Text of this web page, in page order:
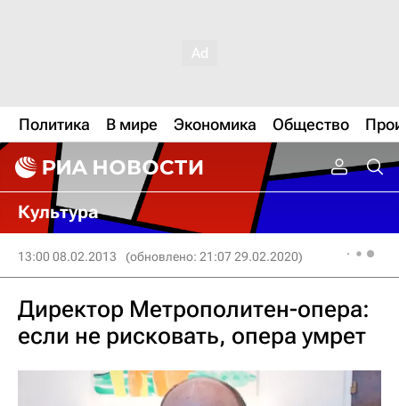
Политика В мире Экономика Общество
Культура
13:00 08.02.2013 (обновлено: 21:07 29.02.2020)
Директор Метрополитен-опера:
если не рисковать, опера умрет